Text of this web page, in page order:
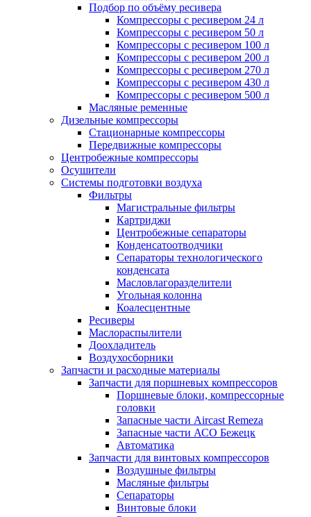
Подбор по объёму ресивера
Компрессоры с ресивером 24 л
Компрессоры с ресивером 50 л
Компрессоры с ресивером 100 л
Компрессоры с ресивером 200 л
Компрессоры с ресивером 270 л
Компрессоры с ресивером 430 л
Компрессоры с ресивером 500 л
Масляные ременные
Дизельные компрессоры
Стационарные компрессоры
Передвижные компрессоры
Центробежные компрессоры
Осушители
Системы подготовки воздуха
Фильтры
Магистральные фильтры
Картриджи
Центробежные сепараторы
Конденсатоотводчики
Сепараторы технологического
конденсата
Масловлагоразделители
Угольная колонна
Коалесцентные
Ресиверы
Маслораспылители
Доохладитель
Воздухосборники
Запчасти и расходные материалы
Запчасти для поршневых компрессоров
Поршневые блоки, компрессорные
головки
Запасные части Aircast Remeza
Запасные части АСО Бежецк
Автоматика
Запчасти для винтовых компрессоров
Воздушные фильтры
Масляные фильтры
Сепараторы
Винтовые блоки